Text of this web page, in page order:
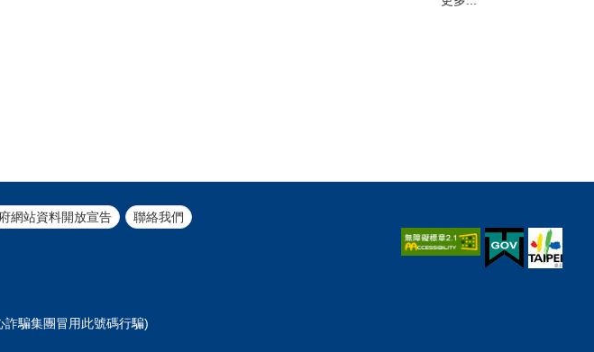
網站資料開放宣告 聯絡我們
騙集團冒用此號碼行騙)